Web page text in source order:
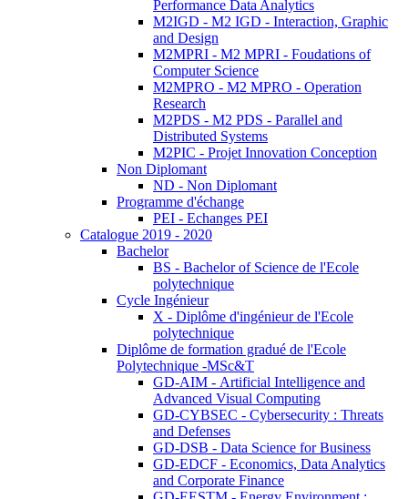
Performance Data Analytics
M2IGD - M2 IGD - Interaction, Graphic
and Design
M2MPRI - M2 MPRI - Foudations of
Computer Science
M2MPRO - M2 MPRO - Operation
Research
M2PDS - M2 PDS - Parallel and
Distributed Systems
M2PIC - Projet Innovation Conception
Non Diplomant
ND - Non Diplomant
Programme d'échange
PEI - Echanges PEI
Catalogue 2019 - 2020
Bachelor
BS - Bachelor of Science de l'Ecole
polytechnique
Cycle Ingénieur
X - Diplôme d'ingénieur de l'Ecole
polytechnique
Diplôme de formation gradué de l'Ecole
Polytechnique -MSc&T
GD-AIM - Artificial Intelligence and
Advanced Visual Computing
GD-CYBSEC - Cybersecurity : Threats
and Defenses
GD-DSB - Data Science for Business
GD-EDCF - Economics, Data Analytics
and Corporate Finance